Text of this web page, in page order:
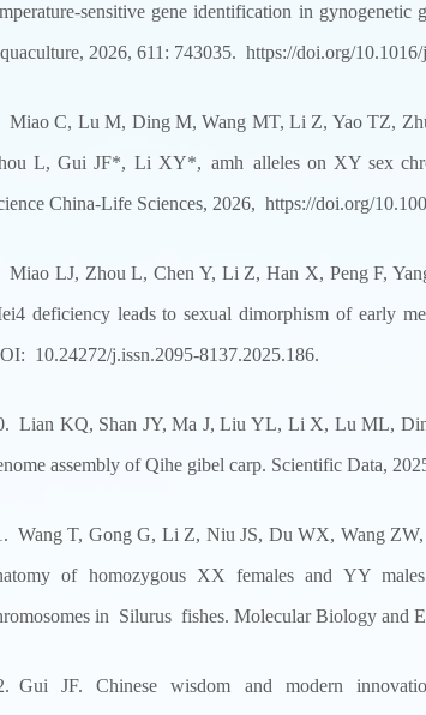
sensitive gene identification in gynogenetic
2026, 611: 743035. https://doi.org/
Miao C, Lu M, Ding M, Wang MT, Li Z, Yao TZ,
L, Gui JF*, Li XY*, amh alleles on XY sex
China-Life Sciences, 2026, https://doi.org/
Miao LJ, Zhou L, Chen Y, Li Z, Han X, Peng F,
deficiency leads to sexual dimorphism of early
10.24272/j.issn.2095-8137.2025.186.
Lian KQ, Shan JY, Ma J, Liu YL, Li X, Lu ML,
assembly of Qihe gibel carp. Scientific Data,
Wang T, Gong G, Li Z, Niu JS, Du WX, Wang
of homozygous XX females and YY
in Silurus fishes. Molecular Biology and
Gui JF. Chinese wisdom and modern